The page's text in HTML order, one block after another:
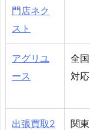
門店ネク
スト
アグリユ
ース
全国
対応
出張買取2
関東